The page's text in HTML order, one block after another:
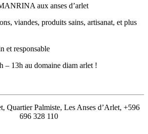
aux anses d’arlet
viandes, produits sains, artisanat, et plus
et responsable
– 13h au domaine diam arlet !
Quartier Palmiste, Les Anses d’Arlet, +596
696 328 110